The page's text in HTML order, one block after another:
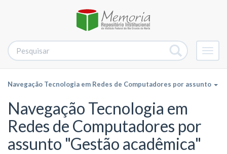
Navegação Tecnologia em Redes de Computadores por assunto
Navegação Tecnologia em
Redes de Computadores por
assunto "Gestão acadêmica"